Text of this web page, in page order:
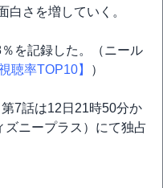
白さを増していく。
を記録した。（ニール
聴率TOP10】 ）
7話は12日21時50分か
ズニープラス）にて独占